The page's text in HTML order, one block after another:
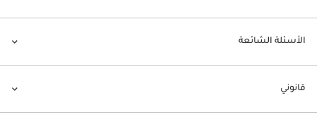
الأسئلة الشائعة
قانوني